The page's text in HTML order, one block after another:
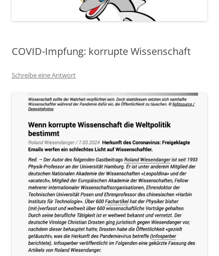
COVID-Impfung: korrupte Wissenschaft
Schreibe eine Antwort